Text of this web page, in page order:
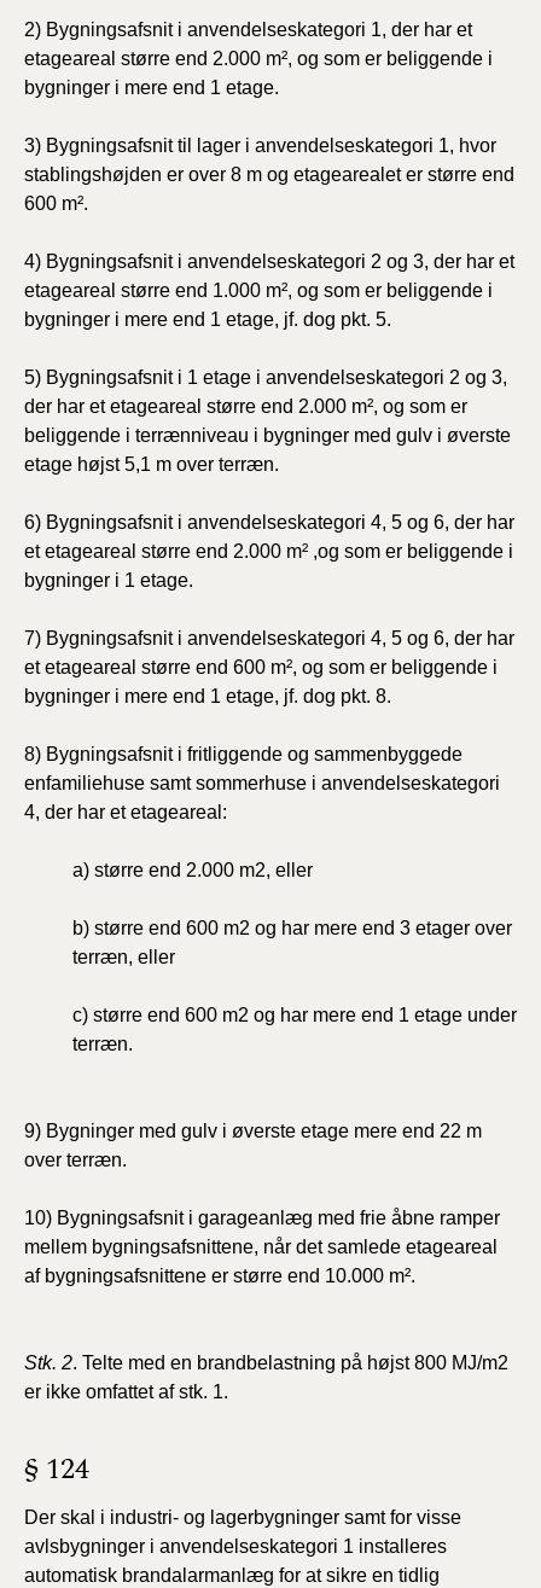
2) Bygningsafsnit i anvendelseskategori 1, der har et
etageareal større end 2.000 m², og som er beliggende i
bygninger i mere end 1 etage.
3) Bygningsafsnit til lager i anvendelseskategori 1, hvor
stablingshøjden er over 8 m og etagearealet er større end
600 m².
4) Bygningsafsnit i anvendelseskategori 2 og 3, der har et
etageareal større end 1.000 m², og som er beliggende i
bygninger i mere end 1 etage, jf. dog pkt. 5.
5) Bygningsafsnit i 1 etage i anvendelseskategori 2 og 3,
der har et etageareal større end 2.000 m², og som er
beliggende i terrænniveau i bygninger med gulv i øverste
etage højst 5,1 m over terræn.
6) Bygningsafsnit i anvendelseskategori 4, 5 og 6, der har
et etageareal større end 2.000 m² ,og som er beliggende i
bygninger i 1 etage.
7) Bygningsafsnit i anvendelseskategori 4, 5 og 6, der har
et etageareal større end 600 m², og som er beliggende i
bygninger i mere end 1 etage, jf. dog pkt. 8.
8) Bygningsafsnit i fritliggende og sammenbyggede
enfamiliehuse samt sommerhuse i anvendelseskategori
4, der har et etageareal:
a) større end 2.000 m2, eller
b) større end 600 m2 og har mere end 3 etager over
terræn, eller
c) større end 600 m2 og har mere end 1 etage under
terræn.
9) Bygninger med gulv i øverste etage mere end 22 m
over terræn.
10) Bygningsafsnit i garageanlæg med frie åbne ramper
mellem bygningsafsnittene, når det samlede etageareal
af bygningsafsnittene er større end 10.000 m².
Stk. 2. Telte med en brandbelastning på højst 800 MJ/m2
er ikke omfattet af stk. 1.
§ 124
Der skal i industri- og lagerbygninger samt for visse
avlsbygninger i anvendelseskategori 1 installeres
automatisk brandalarmanlæg for atsikre en tidlig